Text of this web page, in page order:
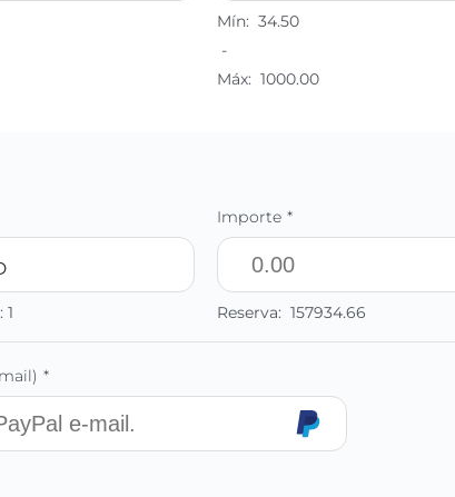
Mín: 34.50
-
Máx: 1000.00
1
Importe *
Reserva: 157934.66
*